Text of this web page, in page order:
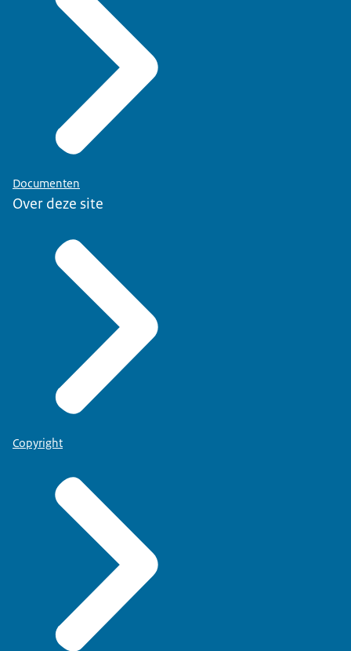
Documenten
Over deze site
Copyright